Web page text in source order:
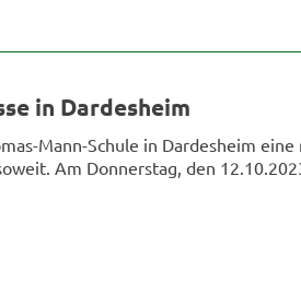
in Dardesheim
Mann-Schule in Dardesheim
Am Donnerstag, den